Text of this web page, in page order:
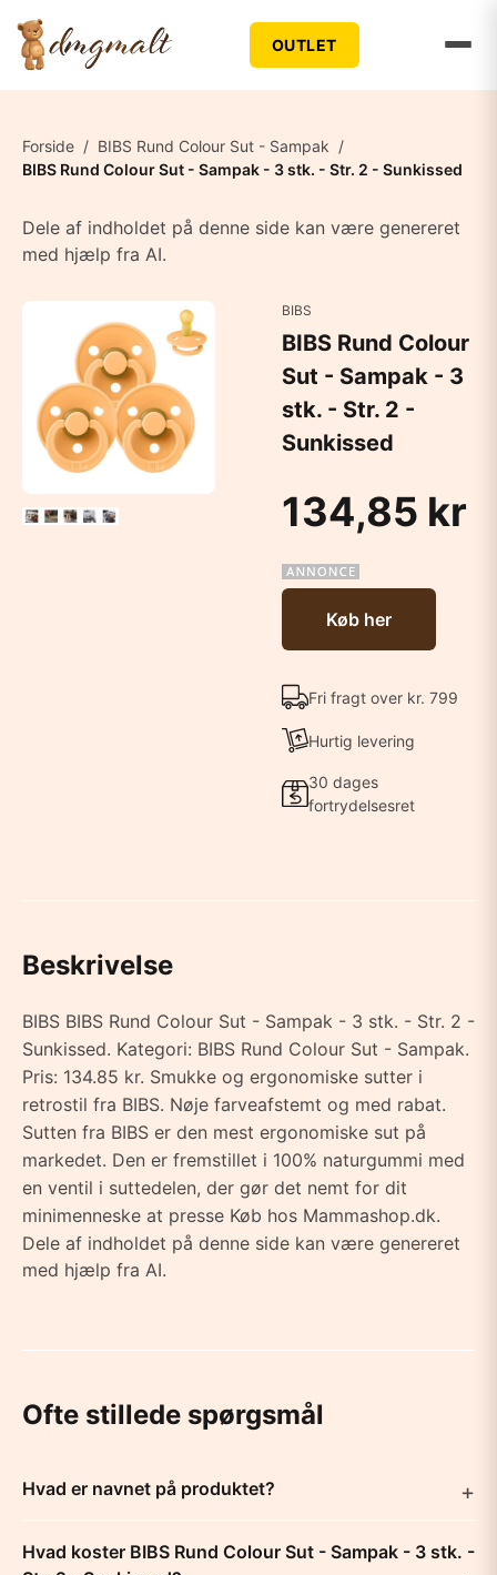
OUTLET
Forside / BIBS Rund Colour Sut - Sampak /
BIBS Rund Colour Sut - Sampak - 3 stk. - Str. 2 - Sunkissed
Dele af indholdet på denne side kan være genereret
med hjælp fra AI.
BIBS
BIBS Rund Colour
Sut - Sampak - 3
stk. - Str. 2 -
Sunkissed
134,85 kr
Køb her
Fri fragt over kr. 799
Hurtig levering
30 dages
fortrydelsesret
Beskrivelse
BIBS BIBS Rund Colour Sut - Sampak - 3 stk. - Str. 2 -
Sunkissed. Kategori: BIBS Rund Colour Sut - Sampak.
Pris: 134.85 kr. Smukke og ergonomiske sutter i
retrostil fra BIBS. Nøje farveafstemt og med rabat.
Sutten fra BIBS er den mest ergonomiske sut på
markedet. Den er fremstillet i 100% naturgummi med
en ventil i suttedelen, der gør det nemt for dit
minimenneske at presse Køb hos Mammashop.dk.
Dele af indholdet på denne side kan være genereret
med hjælp fra AI.
Ofte stillede spørgsmål
Hvad er navnet på produktet?
Hvad koster BIBS Rund Colour Sut - Sampak - 3 stk. -